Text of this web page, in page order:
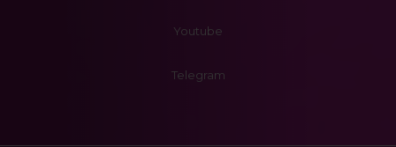
Youtube
Telegram